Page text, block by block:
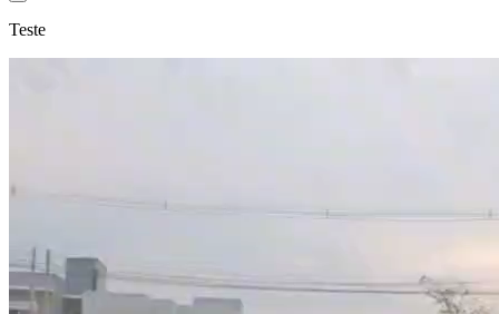
Teste